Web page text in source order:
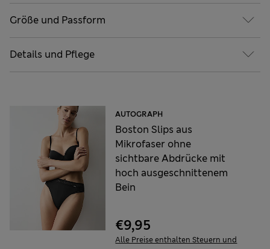
Größe und Passform
Details und Pflege
AUTOGRAPH
Boston Slips aus
Mikrofaser ohne
sichtbare Abdrücke mit
hoch ausgeschnittenem
Bein
€9,95
Alle Preise enthalten Steuern und